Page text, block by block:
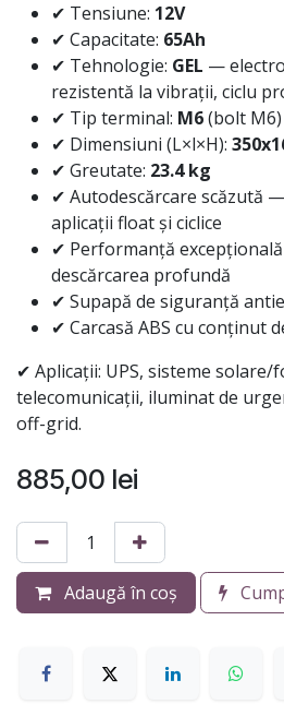
✔ Tensiune: 12V
✔ Capacitate: 65Ah
✔ Tehnologie: GEL —
rezistentă la vibrații, ciclu
✔ Tip terminal: M6(bolt M6)
✔ Dimensiuni (L×l×H):
✔ Greutate: 23.4 kg
✔ Autodescărcare scăzută
aplicații float și ciclice
✔ Performanță
descărcarea profundă
✔ Supapă de siguranță
✔ Carcasă ABS cu conținut
✔ Aplicații: UPS, sisteme solare/
telecomunicații, iluminat de
off-grid.
885,00 lei
Adaugă în coș